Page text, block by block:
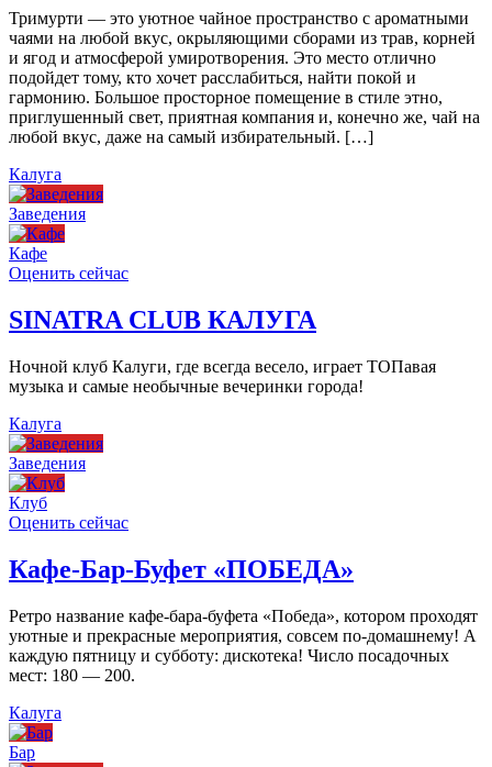
Тримурти — это уютное чайное пространство с ароматными
чаями на любой вкус, окрыляющими сборами из трав, корней
и ягод и атмосферой умиротворения. Это место отлично
подойдет тому, кто хочет расслабиться, найти покой и
гармонию. Большое просторное помещение в стиле этно,
приглушенный свет, приятная компания и, конечно же, чай на
любой вкус, даже на самый избирательный. […]
Калуга
Заведения
Кафе
Оценить сейчас
SINATRA CLUB КАЛУГА
Ночной клуб Калуги, где всегда весело, играет ТОПавая
музыка и самые необычные вечеринки города!
Калуга
Заведения
Клуб
Оценить сейчас
Кафе-Бар-Буфет «ПОБЕДА»
Ретро название кафе-бара-буфета «Победа», котором проходят
уютные и прекрасные мероприятия, совсем по-домашнему! А
каждую пятницу и субботу: дискотека! Число посадочных
мест: 180 — 200.
Калуга
Бар